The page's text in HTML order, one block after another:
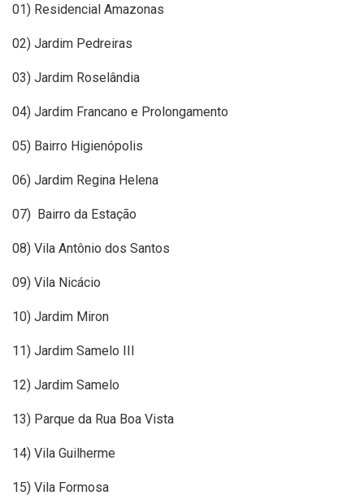
01) Residencial Amazonas
02) Jardim Pedreiras
03) Jardim Roselândia
04) Jardim Francano e Prolongamento
05) Bairro Higienópolis
06) Jardim Regina Helena
07) Bairro da Estação
08) Vila Antônio dos Santos
09) Vila Nicácio
10) Jardim Miron
11) Jardim Samelo III
12) Jardim Samelo
13) Parque da Rua Boa Vista
14) Vila Guilherme
15) Vila Formosa